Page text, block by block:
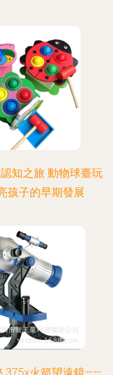
知之旅 動物球臺玩
孩子的早期發展